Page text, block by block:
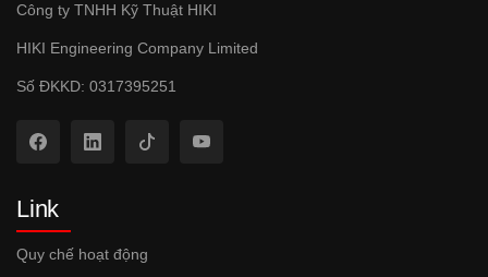
Công ty TNHH Kỹ Thuật HIKI
HIKI Engineering Company Limited
Số ĐKKD: 0317395251
Link
Quy chế hoạt động